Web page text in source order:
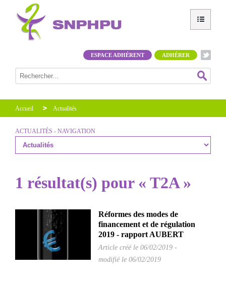
ADHÉRER
ESPACE ADHÉRENT
Accueil Actualités
ACTUALITÉS - NAVIGATION
1 résultat(s) pour « T2A »
Réformes des modes de
financement et de régulation
2019 - rapport AUBERT
Article créé le 06/02/2019 -
modifié le 06/02/2019